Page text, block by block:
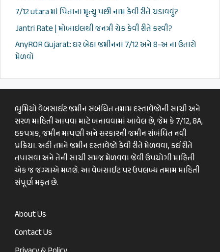
7/12 utara માં પિતાના મૃત્યુ પછી નામ કેવી રીતે ચડાવવું?
Jantri Rate | મોબાઇલથી જનત્રી ચેક કેવી રીતે કરવી?
AnyROR Gujarat: ઘર બેઠા જમીનના 7/12 અને 8-અ ના ઉતારો
મેળવો
ભુમિયો વેબસાઈટ જમીન સંબંધિત તમામ દસ્તાવેજોની સાચી અને
સરળ માહિતી આપવા માટે બનાવવામાં આવેલ છે, જેમ કે 7/12, 8A,
હકપત્રક, જમીન માપણી અને સરકારની જમીન સંબંધિત નવી
પ્રક્રિયા. અહીં તમને જમીન દસ્તાવેજો કેવી રીતે મેળવવા, કઈ રીતે
તપાસવા અને તેની સાચી સમજ મેળવવા જેવી ઉપયોગી માહિતી
એક જ જગ્યાએ મળશે. આ વેબસાઈટ પર ઉપલબ્ધ તમામ માહિતી
સંપૂર્ણ મફત છે.
About Us
Contact Us